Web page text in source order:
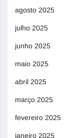
agosto 2025
julho 2025
junho 2025
maio 2025
abril 2025
março 2025
fevereiro 2025
janeiro 2025